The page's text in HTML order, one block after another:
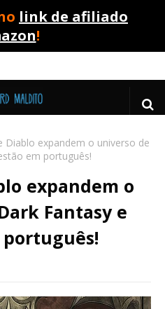
link de afiliado
!
Diablo expandem o universo de
em português!
expandem o
Fantasy e